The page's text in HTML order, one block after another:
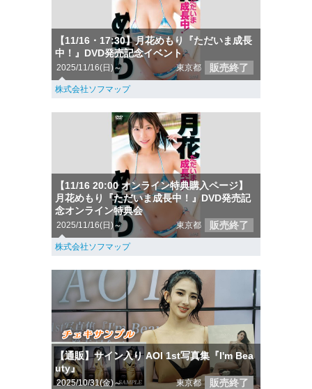
【11/16・17:30】月花めもり『ただいま成長
中！』DVD発売記念イベント
2025/11/16(日)～ 東京都 販売終了
株式会社ソフマップ
【11/16 20:00 オンライン特典購入ページ】
月花めもり『ただいま成長中！』DVD発売記
念オンライン特典会
2025/11/16(日)～ 東京都 販売終了
株式会社ソフマップ
【通販】サイン入り AOI 1st写真集『I'm Bea
uty』
2025/10/31(金)～ 東京都 販売終了